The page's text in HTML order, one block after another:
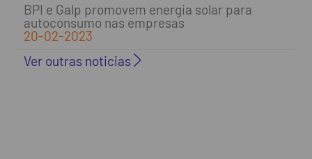
BPI e Galp promovem energia solar para
autoconsumo nas empresas
20-02-2023
Ver outras noticias